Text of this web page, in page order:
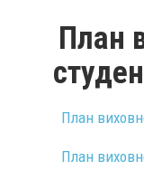
План
План
План